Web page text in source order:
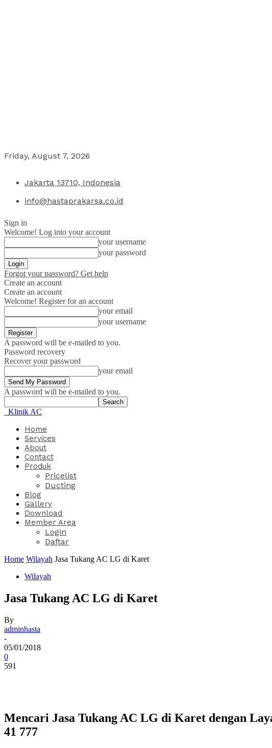
Friday, August 7, 2026
Jakarta 13710, Indonesia
info@hastaprakarsa.co.id
Sign in
Welcome! Log into your account
your username
your password
Forgot your password? Get help
Create an account
Create an account
Welcome! Register for an account
your email
your username
A password will be e-mailed to you.
Password recovery
Recover your password
your email
A password will be e-mailed to you.
Klinik AC
Home
Services
About
Contact
Produk
Pricelist
Ducting
Blog
Gallery
Download
Member Area
Login
Daftar
Home Wilayah Jasa Tukang AC LG di Karet
Wilayah
Jasa Tukang AC LG di Karet
By
adminhasta
-
05/01/2018
0
591
Mencari Jasa Tukang AC LG di Karet dengan
41 777